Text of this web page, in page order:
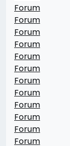
Forum
Forum
Forum
Forum
Forum
Forum
Forum
Forum
Forum
Forum
Forum
Forum